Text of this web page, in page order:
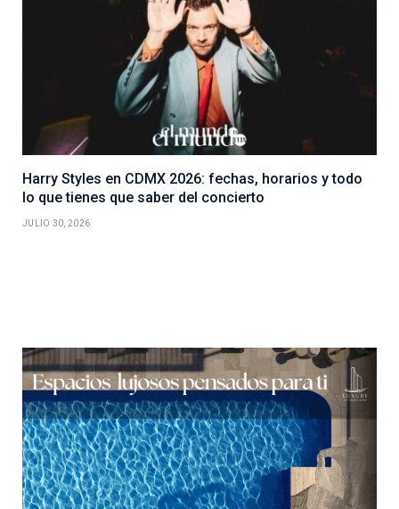
Harry Styles en CDMX 2026: fechas, horarios y todo
lo que tienes que saber del concierto
JULIO 30, 2026